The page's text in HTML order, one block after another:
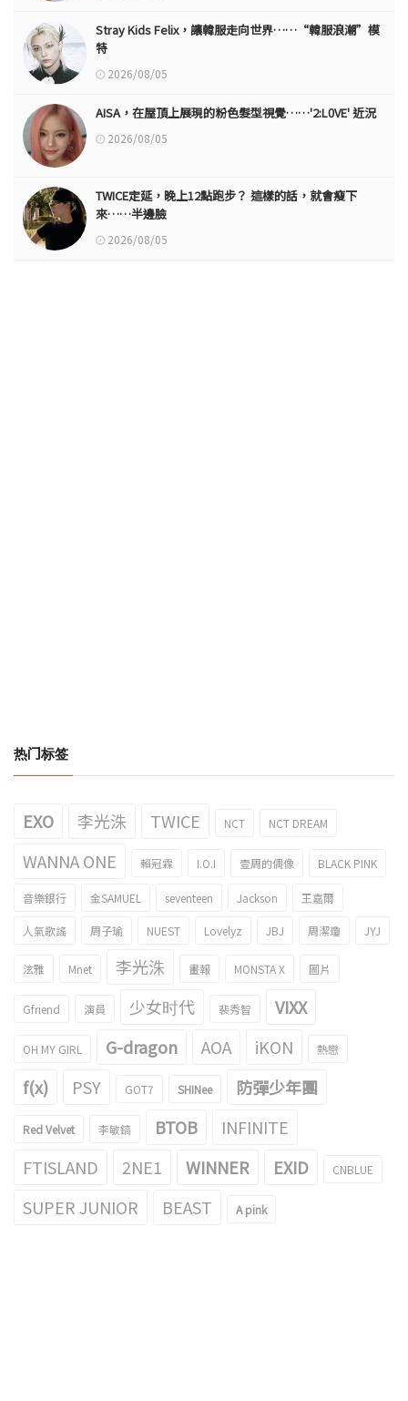
Stray Kids Felix，讓韓服走向世界……“韓服浪潮”模
特
2026/08/05
AISA，在屋頂上展現的粉色髮型視覺……'2:L0VE' 近況
2026/08/05
TWICE定延，晚上12點跑步？ 這樣的話，就會瘦下
來……半邊臉
2026/08/05
热门标签
EXO 李光洙 TWICE NCT NCT DREAM
WANNA ONE 賴冠霖 I.O.I 壹周的偶像 BLACK PINK
音樂銀行 金SAMUEL seventeen Jackson 王嘉爾
人氣歌謠 周子瑜 NUEST Lovelyz JBJ 周潔瓊 JYJ
泫雅 Mnet 李光洙 畫報 MONSTA X 圖片
Gfriend 演員 少女时代 裴秀智 VIXX
OH MY GIRL G-dragon AOA iKON 熱戀
f(x) PSY GOT7 SHINee 防彈少年團
Red Velvet 李敏鎬 BTOB
INFINITE
FTISLAND
2NE1 WINNER EXID CNBLUE
SUPER JUNIOR BEAST A pink